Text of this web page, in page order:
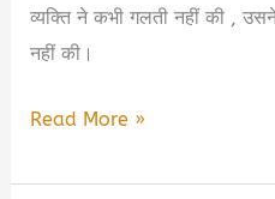
Top
10
help
व्यक्ति ने कभी गलती नहीं की ,
नहीं की।
Best
of
Read More »